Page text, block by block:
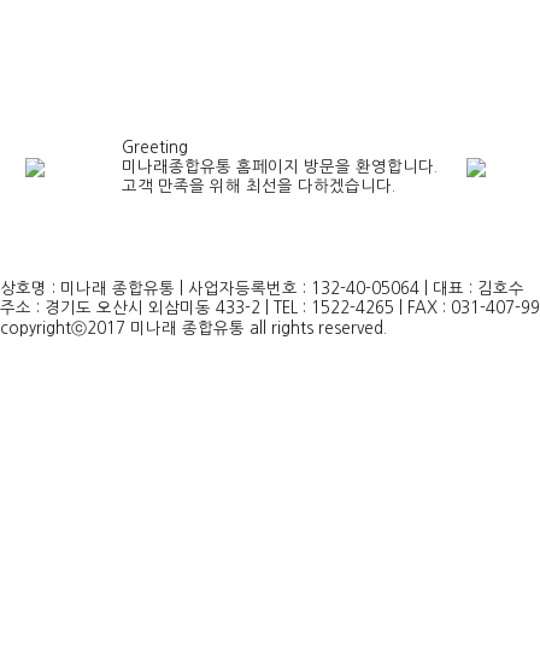
Greeting
미나래종합유통 홈페이지 방문을 환영합니다.
고객 만족을 위해 최선을 다하겠습니다.
상호명 : 미나래 종합유통 | 사업자등록번호 : 132-40-05064 | 대표 : 김호수
주소 : 경기도 오산시 외삼미동 433-2 | TEL : 1522-4265 | FAX : 031-407-
copyrightⓒ2017 미나래 종합유통 all rights reserved.